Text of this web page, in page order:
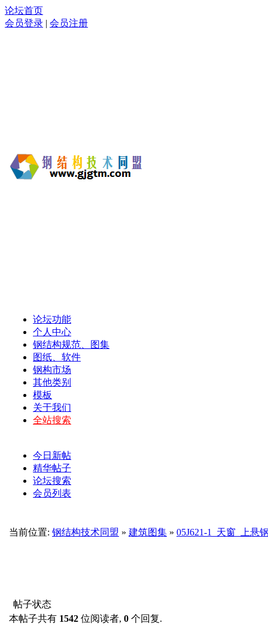
论坛首页
会员登录 | 会员注册
论坛功能
个人中心
钢结构规范、图集
图纸、软件
钢构市场
其他类别
模板
关于我们
全站搜索
今日新帖
精华帖子
论坛搜索
会员列表
当前位置: 钢结构技术同盟 » 建筑图集 » 05J621-1_天窗_上悬
帖子状态
本帖子共有 1542 位阅读者, 0 个回复.